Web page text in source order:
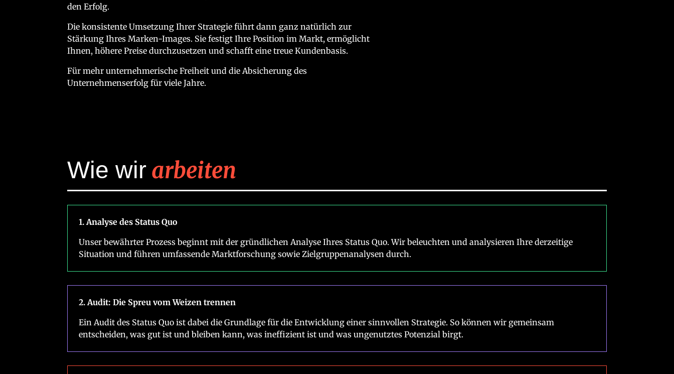
den Erfolg.
Die konsistente Umsetzung Ihrer Strategie führt dann ganz natürlich zur
Stärkung Ihres Marken-Images. Sie festigt Ihre Position im Markt, ermöglicht
Ihnen, höhere Preise durchzusetzen und schafft eine treue Kundenbasis.
Für mehr unternehmerische Freiheit und die Absicherung des
Unternehmenserfolg für viele Jahre.
Wie wir arbeiten
1. Analyse des Status Quo
Unser bewährter Prozess beginnt mit der gründlichen Analyse Ihres Status Quo. Wir beleuchten und analysieren Ihre derzeitige
Situation und führen umfassende Marktforschung sowie Zielgruppenanalysen durch.
2. Audit: Die Spreu vom Weizen trennen
Ein Audit des Status Quo ist dabei die Grundlage für die Entwicklung einer sinnvollen Strategie. So können wir gemeinsam
entscheiden, was gut ist und bleiben kann, was ineffizient ist und was ungenutztes Potenzial birgt.